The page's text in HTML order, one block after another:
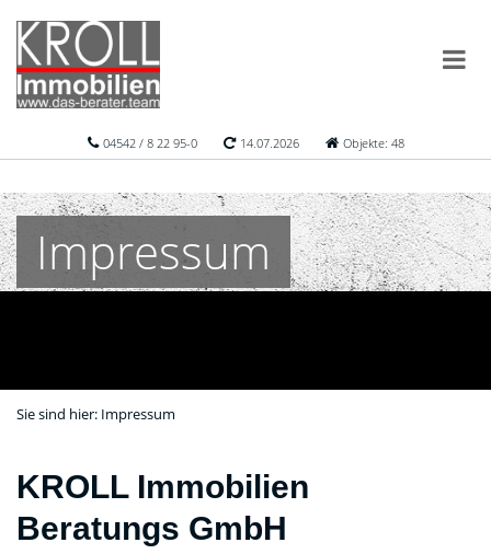
04542 / 8 22 95-0 14.07.2026 Objekte: 48
Impressum
Sie sind hier: Impressum
KROLL Immobilien
Beratungs GmbH